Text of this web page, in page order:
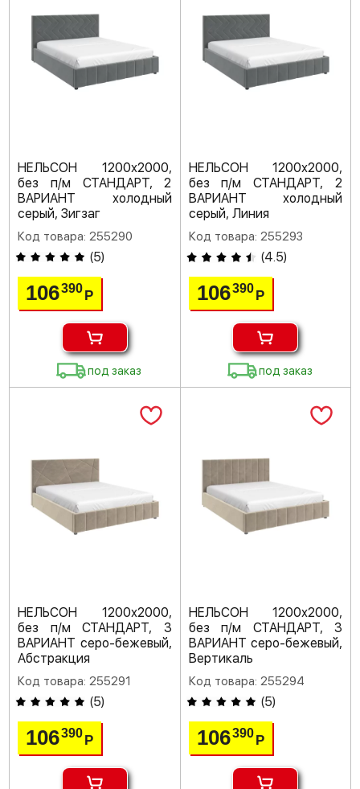
НЕЛЬСОН 1200х2000,
без п/м СТАНДАРТ, 2
ВАРИАНТ холодный
серый, Зигзаг
Код товара: 255290
(5)
106390Р
под заказ
НЕЛЬСОН 1200х2000,
без п/м СТАНДАРТ, 2
ВАРИАНТ холодный
серый, Линия
Код товара: 255293
(4.5)
106390 Р
под заказ
НЕЛЬСОН 1200х2000,
без п/м СТАНДАРТ, 3
ВАРИАНТ серо-бежевый,
Абстракция
Код товара: 255291
(5)
106390Р
НЕЛЬСОН 1200х2000,
без п/м СТАНДАРТ, 3
ВАРИАНТ серо-бежевый,
Вертикаль
Код товара: 255294
(5)
106390 Р